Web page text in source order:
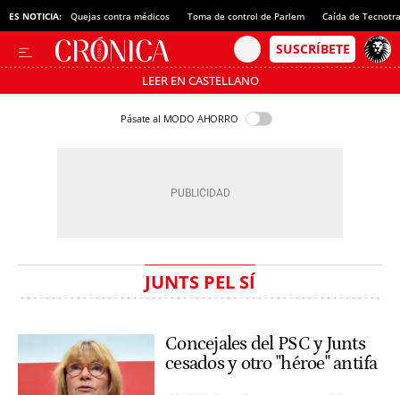
ES NOTICIA: Quejas contra médicos Toma de control de Parlem Caída de
LEER EN CASTELLANO
Pásate al MODO AHORRO
JUNTS PEL SÍ
Concejales del PSC y Junts
cesados y otro "héroe" antifa